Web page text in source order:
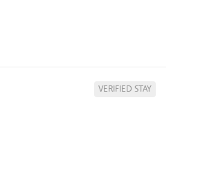
VERIFIED STAY